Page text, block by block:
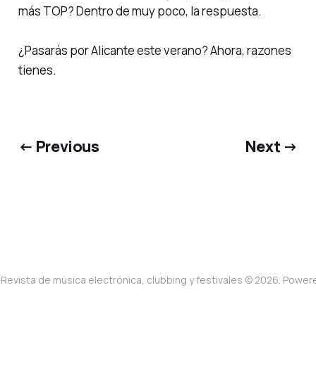
más TOP? Dentro de muy poco, la respuesta.
¿Pasarás por Alicante este verano? Ahora, razones
tienes.
← Previous Next →
de música electrónica, clubbing y festivales © 2026.